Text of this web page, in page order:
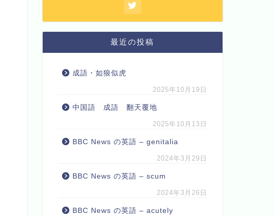
最近の投稿
成語・如狼似虎
2025年10月19日
中国語 成語 翻天覆地
2025年10月13日
BBC News の英語 – genitalia
2024年3月29日
BBC News の英語 – scum
2024年3月26日
BBC News の英語 – acutely